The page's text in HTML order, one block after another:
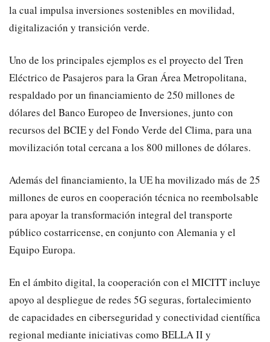
la cual impulsa inversiones sostenibles en movilidad,
digitalización y transición verde.
Uno de los principales ejemplos es el proyecto del Tren
Eléctrico de Pasajeros para la Gran Área Metropolitana,
respaldado por un financiamiento de 250 millones de
dólares del Banco Europeo de Inversiones, junto con
recursos del BCIE y del Fondo Verde del Clima, para una
movilización total cercana a los 800 millones de dólares.
Además del financiamiento, la UE ha movilizado más de 25
millones de euros en cooperación técnica no reembolsable
para apoyar la transformación integral del transporte
público costarricense, en conjunto con Alemania y el
Equipo Europa.
En el ámbito digital, la cooperación con el MICITT incluye
apoyo al despliegue de redes 5G seguras, fortalecimiento
de capacidades en ciberseguridad y conectividad científica
regional mediante iniciativas como BELLA II y